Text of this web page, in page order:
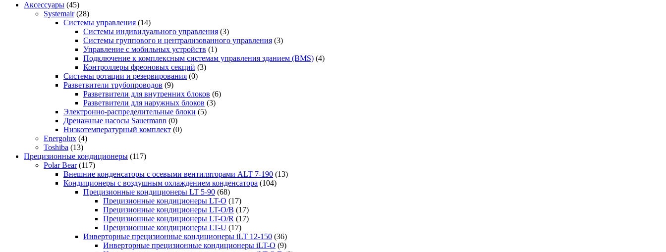
Аксессуары (45)
Systemair (28)
Системы управления (14)
Системы индивидуального управления (3)
Системы группового и централизованного управления (3)
Управление с мобильных устройств (1)
Подключение к комплексным системам управления зданием (BMS) (4)
Контроллеры фреоновых секций (3)
Системы ротации и резервирования (0)
Разветвители трубопроводов (9)
Разветвители для внутренних блоков (6)
Разветвители для наружных блоков (3)
Электронно-распределительные блоки (5)
Дренажные насосы Sauermann (0)
Низкотемпературный комплект (0)
Energolux (4)
Toshiba (13)
Прецизионные кондиционеры (117)
Polar Bear (117)
Внешние конденсаторы с осевыми вентиляторами ALT 7-190 (13)
Кондиционеры с воздушным охлаждением конденсатора (104)
Прецизионные кондиционеры LT 5-90 (68)
Прецизионные кондиционеры LT-O (17)
Прецизионные кондиционеры LT-O/B (17)
Прецизионные кондиционеры LT-O/R (17)
Прецизионные кондиционеры LT-U (17)
Инверторные прецизионные кондиционеры iLT 12-150 (36)
Инверторные прецизионные кондиционеры iLT-O (9)